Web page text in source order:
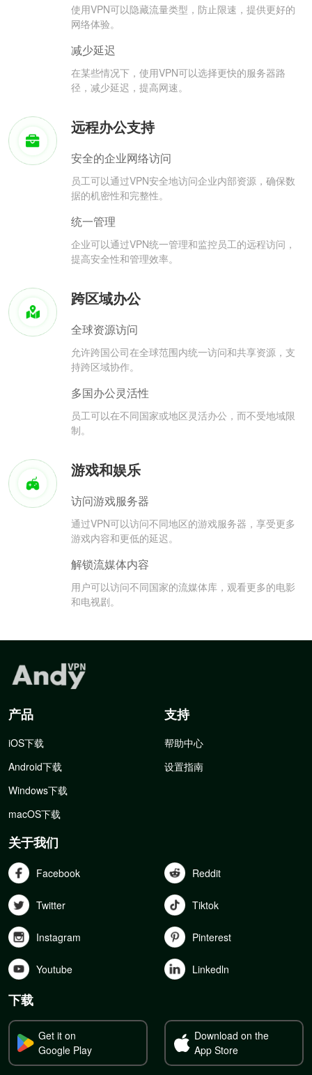
使用VPN可以隐藏流量类型，防止限速，提供更好的
网络体验。
减少延迟
在某些情况下，使用VPN可以选择更快的服务器路
径，减少延迟，提高网速。
远程办公支持
安全的企业网络访问
员工可以通过VPN安全地访问企业内部资源，确保数
据的机密性和完整性。
统一管理
企业可以通过VPN统一管理和监控员工的远程访问，
提高安全性和管理效率。
跨区域办公
全球资源访问
允许跨国公司在全球范围内统一访问和共享资源，支
持跨区域协作。
多国办公灵活性
员工可以在不同国家或地区灵活办公，而不受地域限
制。
游戏和娱乐
访问游戏服务器
通过VPN可以访问不同地区的游戏服务器，享受更多
游戏内容和更低的延迟。
解锁流媒体内容
用户可以访问不同国家的流媒体库，观看更多的电影
和电视剧。
产品
iOS下载
Android下载
Windows下载
macOS下载
支持
帮助中心
设置指南
关于我们
Facebook Reddit
Twitter Tiktok
Instagram Pinterest
Youtube Linkedln
下载
Get it on
Google Play
Download on the
App Store